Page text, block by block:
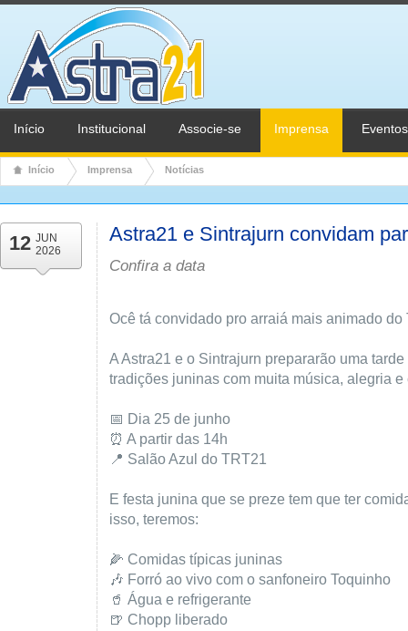
Início Institucional Associe-se Imprensa Eventos
Início Imprensa Notícias
12 JUN
2026
Astra21 e Sintrajurn convidam
Confira a data
Ocê tá convidado pro arraiá mais animado do
A Astra21 e o Sintrajurn prepararão uma
tradições juninas com muita música, alegria e
📅 Dia 25 de junho
⏰ A partir das 14h
📍 Salão Azul do TRT21
E festa junina que se preze tem que ter
isso, teremos:
🌽 Comidas típicas juninas
🎶 Forró ao vivo com o sanfoneiro Toquinho
🥤 Água e refrigerante
🍺 Chopp liberado